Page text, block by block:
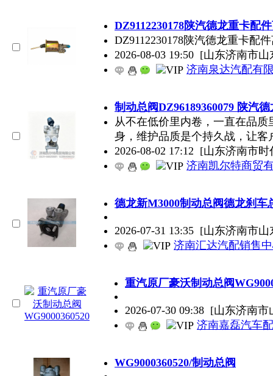
DZ9112230178陕汽德龙重卡配
DZ9112230178陕汽德龙重卡配
2026-08-03 19:50 [山东济南市
济南泉达汽配有
制动总阀DZ96189360079 陕汽
从不在低价里内卷，一直在品
身，维护品质是个持久战，让客
2026-08-02 17:12 [山东济南市时
济南凯尔特商贸
德龙新M3000制动总阀德龙刹车
2026-07-31 13:35 [山东济南市
济南汇达汽配销售
重汽原厂豪沃制动总阀
2026-07-30 09:38 [山东济南市
济南嘉磊汽车
WG9000360520/制动总阀